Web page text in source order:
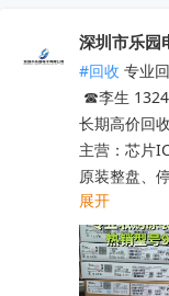
深圳市乐园
#回收 专业
☎李生
长期高价回
主营：芯片
原装整盘、
工厂清仓、
专业人员上
小批量散料
展开